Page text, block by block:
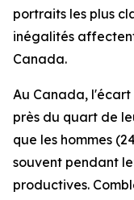
portraits les plus
inégalités
Canada.
Au Canada, l'écart
près du quart de
que les hommes
souvent pendant
productives.